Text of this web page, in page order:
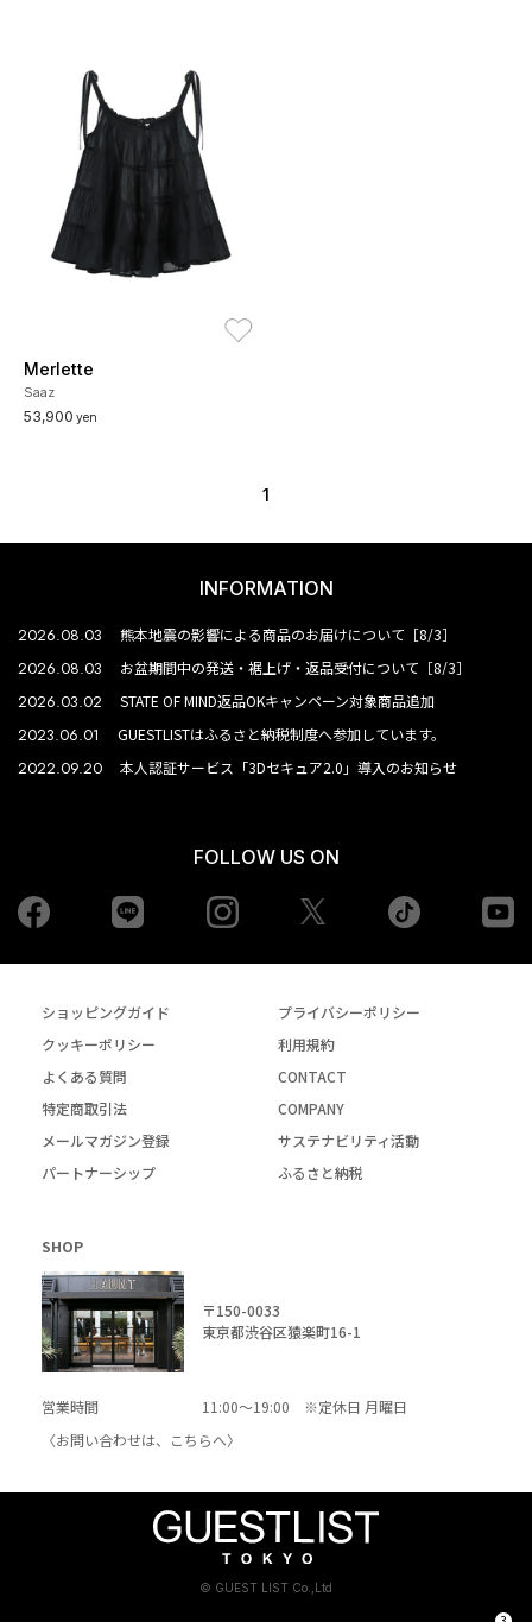
Merlette
Saaz
53,900 yen
1
INFORMATION
2026.08.03 熊本地震の影響による商品のお届けについて［8/3］
2026.08.03 お盆期間中の発送・裾上げ・返品受付について［8/3］
2026.03.02 STATE OF MIND返品OKキャンペーン対象商品追加
2023.06.01 GUESTLISTはふるさと納税制度へ参加しています。
2022.09.20 本人認証サービス「3Dセキュア2.0」導入のお知らせ
FOLLOW US ON
Facebook Instagram tiktok
ショッピングガイド
プライバシーポリシー
クッキーポリシー
利用規約
よくある質問
CONTACT
特定商取引法
COMPANY
メールマガジン登録
サステナビリティ活動
パートナーシップ
ふるさと納税
SHOP
〒150-0033
東京都渋谷区猿楽町16-1
営業時間
11:00～19:00 ※定休日 月曜日
〈お問い合わせは、
こちらへ〉
© GUEST LIST Co.,Ltd